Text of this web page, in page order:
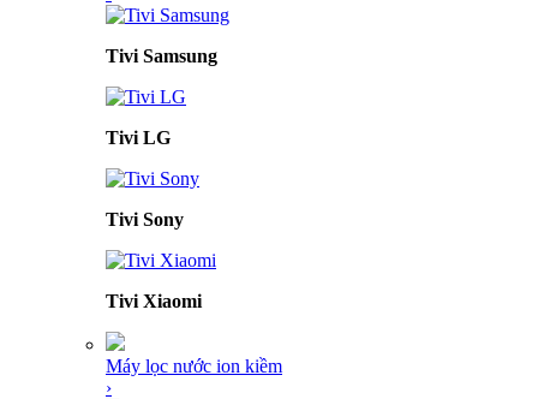
Tivi Samsung
Tivi LG
Tivi Sony
Tivi Xiaomi
Máy lọc nước ion kiềm
›